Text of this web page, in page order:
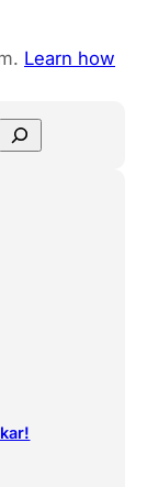
Learn how